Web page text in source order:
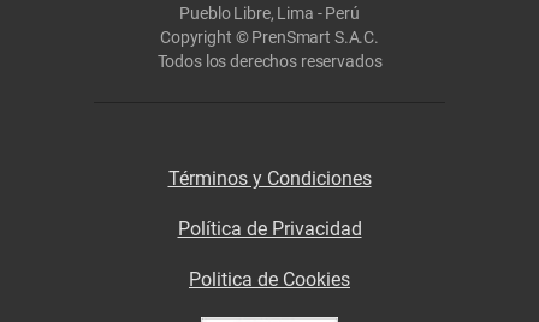
Pueblo Libre, Lima - Perú
Copyright © PrenSmart S.A.C.
Todos los derechos reservados
Términos y Condiciones
Política de Privacidad
Politica de Cookies